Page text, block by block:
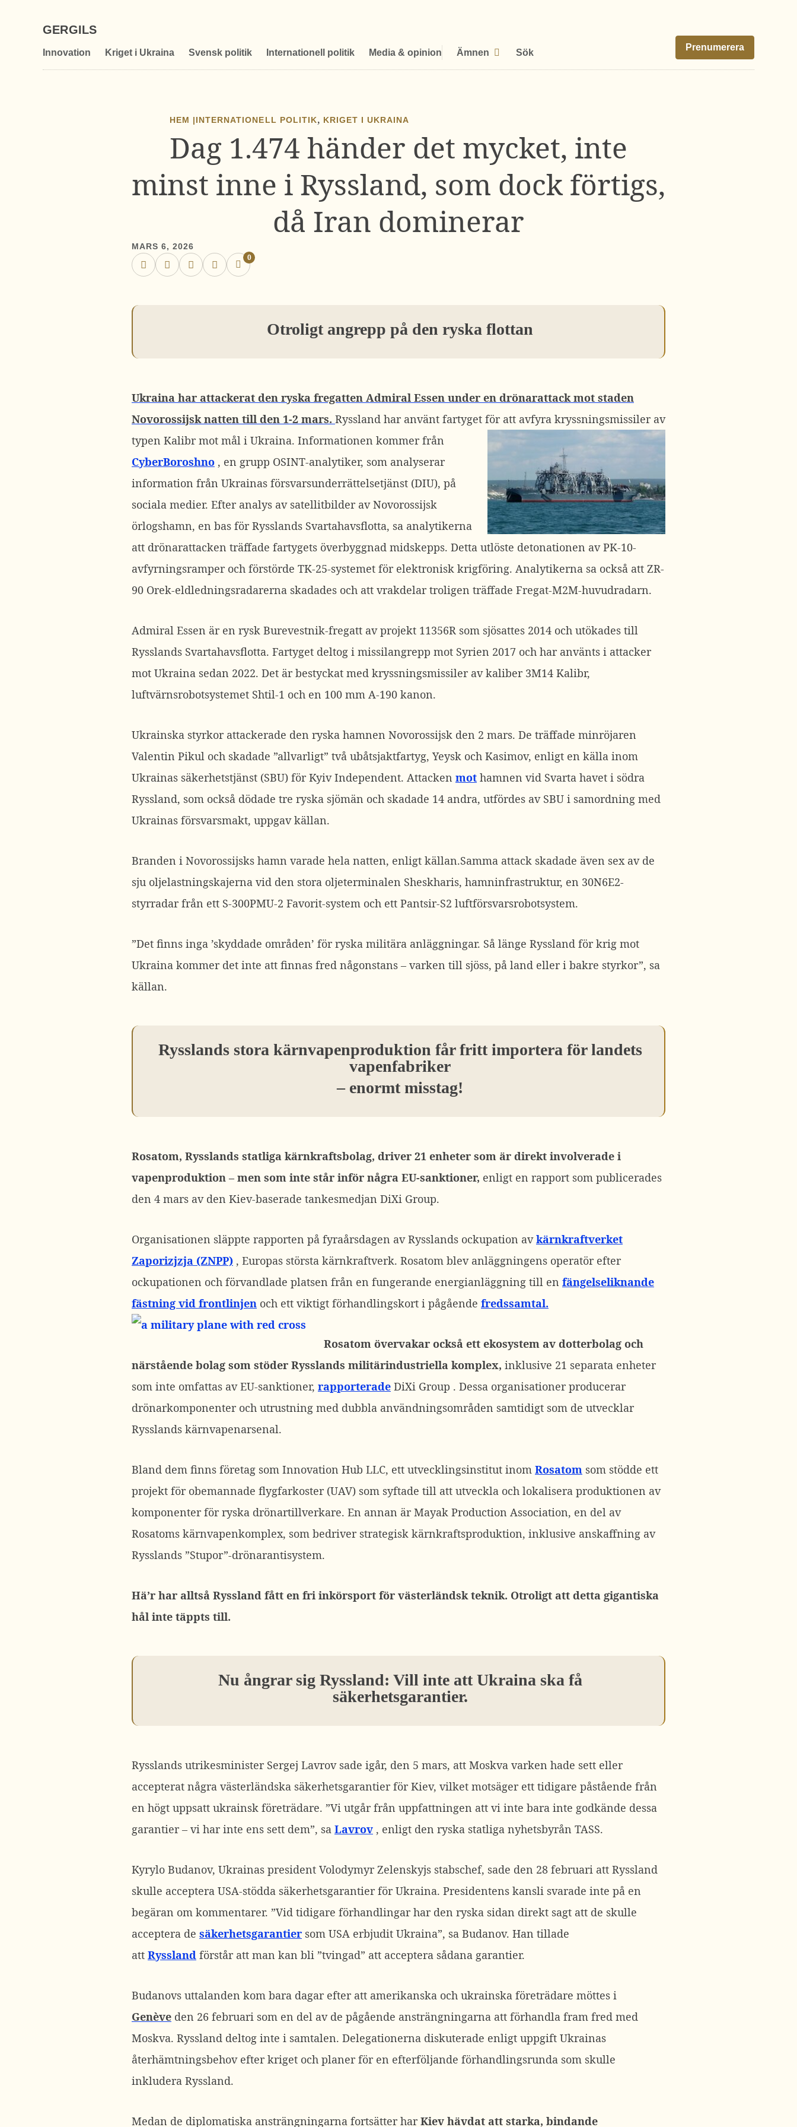
GERGILS
Innovation Kriget i Ukraina Svensk politik Internationell politik Media & opinion Ämnen Sök
Prenumerera
HEM |INTERNATIONELL POLITIK, KRIGET I UKRAINA
Dag 1.474 händer det mycket, inte
minst inne i Ryssland, som dock förtigs,
då Iran dominerar
MARS 6, 2026
0
Otroligt angrepp på den ryska flottan
Ukraina har attackerat den ryska fregatten Admiral Essen under en drönarattack mot staden
Novorossijsk natten till den 1-2 mars. Ryssland har använt fartyget för att avfyra kryssningsmissiler av
typen Kalibr mot mål i Ukraina. Informationen kommer från
CyberBoroshno , en grupp OSINT-analytiker, som analyserar
information från Ukrainas försvarsunderrättelsetjänst (DIU), på
sociala medier. Efter analys av satellitbilder av Novorossijsk
örlogshamn, en bas för Rysslands Svartahavsflotta, sa analytikerna
att drönarattacken träffade fartygets överbyggnad midskepps. Detta utlöste detonationen av PK-10-
avfyrningsramper och förstörde TK-25-systemet för elektronisk krigföring. Analytikerna sa också att ZR-
90 Orek-eldledningsradarerna skadades och att vrakdelar troligen träffade Fregat-M2M-huvudradarn.
Admiral Essen är en rysk Burevestnik-fregatt av projekt 11356R som sjösattes 2014 och utökades till
Rysslands Svartahavsflotta. Fartyget deltog i missilangrepp mot Syrien 2017 och har använts i attacker
mot Ukraina sedan 2022. Det är bestyckat med kryssningsmissiler av kaliber 3M14 Kalibr,
luftvärnsrobotsystemet Shtil-1 och en 100 mm A-190 kanon.
Ukrainska styrkor attackerade den ryska hamnen Novorossijsk den 2 mars. De träffade minröjaren
Valentin Pikul och skadade ”allvarligt” två ubåtsjaktfartyg, Yeysk och Kasimov, enligt en källa inom
Ukrainas säkerhetstjänst (SBU) för Kyiv Independent. Attacken mot hamnen vid Svarta havet i södra
Ryssland, som också dödade tre ryska sjömän och skadade 14 andra, utfördes av SBU i samordning med
Ukrainas försvarsmakt, uppgav källan.
Branden i Novorossijsks hamn varade hela natten, enligt källan.Samma attack skadade även sex av de
sju oljelastningskajerna vid den stora oljeterminalen Sheskharis, hamninfrastruktur, en 30N6E2-
styrradar från ett S-300PMU-2 Favorit-system och ett Pantsir-S2 luftförsvarsrobotsystem.
”Det finns inga ’skyddade områden’ för ryska militära anläggningar. Så länge Ryssland för krig mot
Ukraina kommer det inte att finnas fred någonstans – varken till sjöss, på land eller i bakre styrkor”, sa
källan.
Rysslands stora kärnvapenproduktion får fritt importera för landets
vapenfabriker
– enormt misstag!
Rosatom, Rysslands statliga kärnkraftsbolag, driver 21 enheter som är direkt involverade i
vapenproduktion – men som inte står inför några EU-sanktioner, enligt en rapport som publicerades
den 4 mars av den Kiev-baserade tankesmedjan DiXi Group.
Organisationen släppte rapporten på fyraårsdagen av Rysslands ockupation avkärnkraftverket
Zaporizjzja (ZNPP) , Europas största kärnkraftverk. Rosatom blev anläggningens operatör efter
ockupationen och förvandlade platsen från en fungerande energianläggning till en fängelseliknande
fästning vid frontlinjen och ett viktigt förhandlingskort i pågående fredssamtal.
Rosatom övervakar också ett ekosystem av dotterbolag och
närstående bolag som stöder Rysslands militärindustriella komplex, inklusive 21 separata enheter
som inte omfattas av EU-sanktioner, rapporterade DiXi Group . Dessa organisationer producerar
drönarkomponenter och utrustning med dubbla användningsområden samtidigt som de utvecklar
Rysslands kärnvapenarsenal.
Bland dem finns företag som Innovation Hub LLC, ett utvecklingsinstitut inom Rosatom som stödde ett
projekt för obemannade flygfarkoster (UAV) som syftade till att utveckla och lokalisera produktionen av
komponenter för ryska drönartillverkare. En annan är Mayak Production Association, en del av
Rosatoms kärnvapenkomplex, som bedriver strategisk kärnkraftsproduktion, inklusive anskaffning av
Rysslands ”Stupor”-drönarantisystem.
Hä’r har alltså Ryssland fått en fri inkörsport för västerländsk teknik. Otroligt att detta gigantiska
hål inte täppts till.
Nu ångrar sig Ryssland: Vill inte att Ukraina ska få
säkerhetsgarantier.
Rysslands utrikesminister Sergej Lavrov sade igår, den 5 mars, att Moskva varken hade sett eller
accepterat några västerländska säkerhetsgarantier för Kiev, vilket motsäger ett tidigare påstående från
en högt uppsatt ukrainsk företrädare. ”Vi utgår från uppfattningen att vi inte bara inte godkände dessa
garantier – vi har inte ens sett dem”, sa Lavrov , enligt den ryska statliga nyhetsbyrån TASS.
Kyrylo Budanov, Ukrainas president Volodymyr Zelenskyjs stabschef, sade den 28 februari att Ryssland
skulle acceptera USA-stödda säkerhetsgarantier för Ukraina. Presidentens kansli svarade inte på en
begäran om kommentarer. ”Vid tidigare förhandlingar har den ryska sidan direkt sagt att de skulle
acceptera de säkerhetsgarantier som USA erbjudit Ukraina”, sa Budanov. Han tillade
att Ryssland förstår att man kan bli ”tvingad” att acceptera sådana garantier.
Budanovs uttalanden kom bara dagar efter att amerikanska och ukrainska företrädare möttes i
Genève den 26 februari som en del av de pågående ansträngningarna att förhandla fram fred med
Moskva. Ryssland deltog inte i samtalen. Delegationerna diskuterade enligt uppgift Ukrainas
återhämtningsbehov efter kriget och planer för en efterföljande förhandlingsrunda som skulle
inkludera Ryssland.
Medan de diplomatiska ansträngningarna fortsätter har Kiev hävdat att starka, bindande